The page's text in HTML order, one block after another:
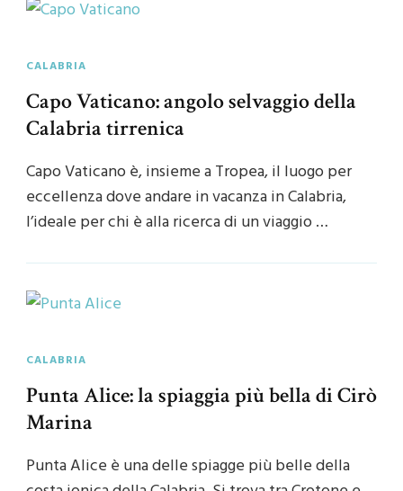
CALABRIA
Capo Vaticano: angolo selvaggio della
Calabria tirrenica
Capo Vaticano è, insieme a Tropea, il luogo per
eccellenza dove andare in vacanza in Calabria,
l’ideale per chi è alla ricerca di un viaggio …
CALABRIA
Punta Alice: la spiaggia più bella di Cirò
Marina
Punta Alice è una delle spiagge più belle della